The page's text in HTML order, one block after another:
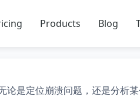
Products Blog
是定位崩溃问题，还是分析